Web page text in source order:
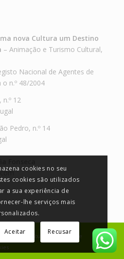
nova Cultura um Destino
– Animação e Turismo Cultural,
Nacional de Agentes de
n.º 48/2004
n.º 12
Pedro, n.º 14
by JA Design Studio| Política de
cookies no seu
cookies são utilizados
a sua experiência de
lhe serviços mais
Aceitar Recusar